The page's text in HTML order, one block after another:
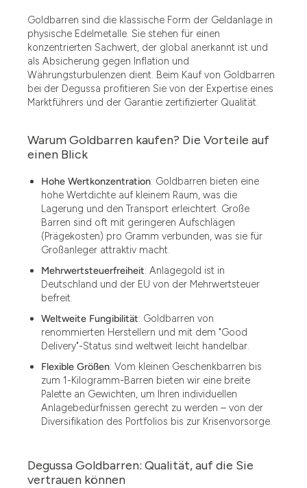
Goldbarren sind die klassische Form der Geldanlage in
physische Edelmetalle. Sie stehen für einen
konzentrierten Sachwert, der global anerkannt ist und
als Absicherung gegen Inflation und
Währungsturbulenzen dient. Beim Kauf von Goldbarren
bei der Degussa profitieren Sie von der Expertise eines
Marktführers und der Garantie zertifizierter Qualität.
Warum Goldbarren kaufen? Die Vorteile auf
einen Blick
Hohe Wertkonzentration: Goldbarren bieten eine
hohe Wertdichte auf kleinem Raum, was die
Lagerung und den Transport erleichtert. Große
Barren sind oft mit geringeren Aufschlägen
(Prägekosten) pro Gramm verbunden, was sie für
Großanleger attraktiv macht.
Mehrwertsteuerfreiheit: Anlagegold ist in
Deutschland und der EU von der Mehrwertsteuer
befreit.
Weltweite Fungibilität: Goldbarren von
renommierten Herstellern und mit dem "Good
Delivery"-Status sind weltweit leicht handelbar.
Flexible Größen: Vom kleinen Geschenkbarren bis
zum 1-Kilogramm-Barren bieten wir eine breite
Palette an Gewichten, um Ihren individuellen
Anlagebedürfnissen gerecht zu werden – von der
Diversifikation des Portfolios bis zur Krisenvorsorge.
Degussa Goldbarren: Qualität, auf die Sie
vertrauen können